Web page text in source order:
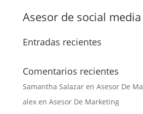
Asesor de social media
Entradas recientes
Comentarios recientes
Samantha Salazaren Asesor De
alexen Asesor De Marketing